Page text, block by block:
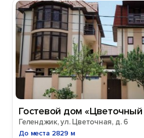
Гостевой дом «Цветочный
Геленджик, ул. Цветочная, д. 6
До места 2829 м